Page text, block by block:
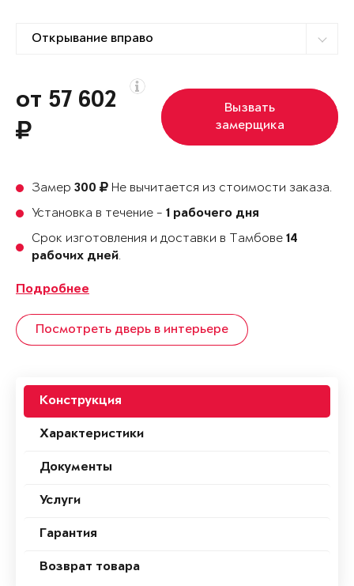
от 57 602
Вызвать
замерщика
Замер 300
Не вычитается из стоимости заказа.
Установка в течение - 1 рабочего дня
Срок изготовления и доставки в Тамбове 14
рабочих дней.
Подробнее
Посмотреть дверь в интерьере
Конструкция
Характеристики
Документы
Услуги
Гарантия
Возврат товара